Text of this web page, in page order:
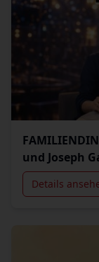
und Joseph
Details